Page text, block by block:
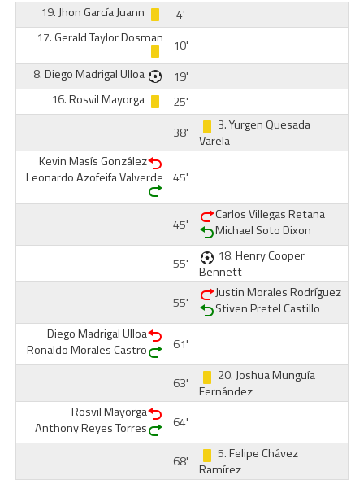
19.Jhon García Juann
4'
17.Gerald Taylor Dosman
10'
8.Diego Madrigal Ulloa
19'
16.Rosvil Mayorga
25'
38'
3.Yurgen Quesada
Varela
Kevin Masís González
Leonardo Azofeifa Valverde 45'
45'
Carlos Villegas Retana
Michael Soto Dixon
55'
18.Henry Cooper
Bennett
55'
Justin Morales Rodríguez
Stiven Pretel Castillo
Diego Madrigal Ulloa
Ronaldo Morales Castro
61'
63' 20.Joshua Munguía
Fernández
Rosvil Mayorga
Anthony Reyes Torres
64'
68' 5.Felipe Chávez
Ramírez